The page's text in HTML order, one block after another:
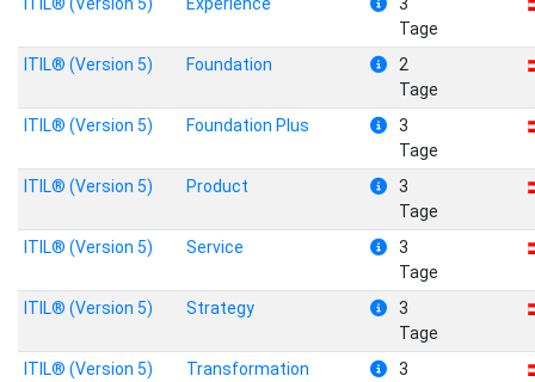
Tage
ITIL® (Version 5)
Foundation
2
Tage
ITIL® (Version 5)
Foundation Plus
3
Tage
ITIL® (Version 5)
Product
3
Tage
ITIL® (Version 5)
Service
3
Tage
ITIL® (Version 5)
Strategy
3
Tage
ITIL® (Version 5)
Transformation 3